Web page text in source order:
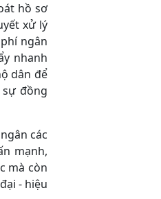
hồ sơ
xử lý
ngân
nhanh
dân để
đồng
các
mạnh,
mà còn
- hiệu